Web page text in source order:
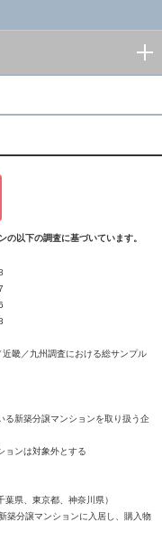
以下の調査に基づいています。
畿／九州調査における総サンプル
る新築分譲マンションを取り扱う企
ョンは対象外とする
県、東京都、神奈川県）
築分譲マンションに入居し、購入物